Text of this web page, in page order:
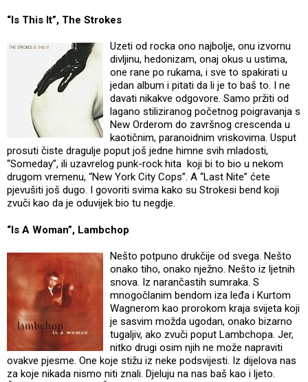
“Is This It”, The Strokes
Uzeti od rocka ono najbolje, onu izvornu
divljinu, hedonizam, onaj okus u ustima,
one rane po rukama, i sve to spakirati u
jedan album i pitati da li je to baš to. I ne
davati nikakve odgovore. Samo pržiti od
lagano stiliziranog početnog poigravanja s
New Orderom do završnog crescenda u
kaotičnim, paranoidnim vriskovima. Usput
prosuti čiste dragulje poput još jedne himne svih mladosti,
“Someday”, ili uzavrelog punk-rock hita koji bi to bio u nekom
drugom vremenu, “New York City Cops”. A “Last Nite” ćete
pjevušiti još dugo. I govoriti svima kako su Strokesi bend koji
zvuči kao da je oduvijek bio tu negdje.
“Is A Woman”, Lambchop
Nešto potpuno drukčije od svega. Nešto
onako tiho, onako nježno. Nešto iz ljetnih
snova. Iz narančastih sumraka. S
mnogočlanim bendom iza leđa i Kurtom
Wagnerom kao prorokom kraja svijeta koji
je sasvim možda ugodan, onako bizarno
tugaljiv, ako zvuči poput Lambchopa. Jer,
nitko drugi osim njih ne može napraviti
ovakve pjesme. One koje stižu iz neke podsvijesti. Iz dijelova nas
za koje nikada nismo niti znali. Djeluju na nas baš kao i ljeto.